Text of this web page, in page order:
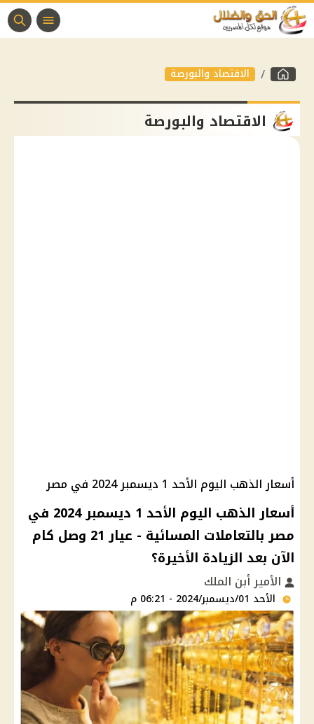
الاقتصاد والبورصة
الاقتصاد والبورصة
أسعار الذهب اليوم الأحد 1 ديسمبر 2024 في مصر
أسعار الذهب اليوم الأحد 1 ديسمبر 2024 في
مصر بالتعاملات المسائية - عيار 21 وصل كام
الآن بعد الزيادة الأخيرة؟
الأمير أبن الملك
الأحد 01/ديسمبر/2024 - 06:21 م